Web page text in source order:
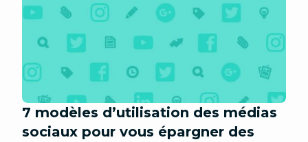
7 modèles d’utilisation des médias
sociaux pour vous épargner des